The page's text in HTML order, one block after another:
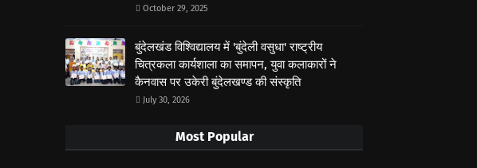
October 29, 2025
बुंदेलखंड विश्विद्यालय में 'बुंदेली वसुधा' राष्ट्रीय
चित्रकला कार्यशाला का समापन, युवा कलाकारों ने
कैनवास पर उकेरी बुंदेलखण्ड की संस्कृति
July 30, 2026
Most Popular